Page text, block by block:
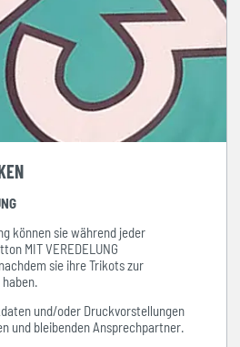
können sie während jeder
MIT VEREDELUNG
sie ihre Trikots zur
und/oder Druckvorstellungen
und bleibenden Ansprechpartner.